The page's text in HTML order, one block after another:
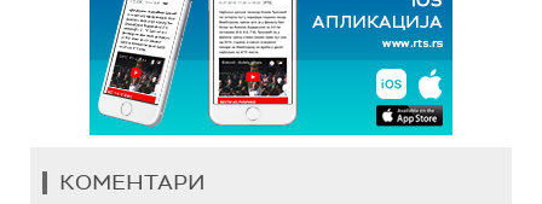
КОМЕНТАРИ